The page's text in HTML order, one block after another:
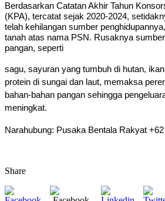
Berdasarkan Catatan Akhir Tahun
(KPA), tercatat sejak 2020-2024,
telah kehilangan sumber
tanah atas nama PSN. Rusaknya
pangan, seperti
sagu, sayuran yang tumbuh di hutan,
protein di sungai dan laut, memaksa
bahan-bahan pangan sehingga
meningkat.
Narahubung: Pusaka Bentala Rakyat
Share